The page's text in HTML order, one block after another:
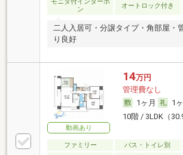
モニタ付インターホ
ン
オートロック付き
二人入居可・分譲タイプ・角部屋・
り良好
動画あり
14万円
管理費なし
1ヶ月
1
10階 / 3LDK（
ファミリー バス・トイレ別